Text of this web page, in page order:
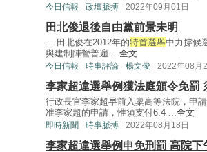
今日信報 政壇脈搏 2022年09月01日
田北俊退後自由黨前景未明
... 田北俊在2012年的特首選舉中力撐候
與建制陣營普遍 ...全文
今日信報 時事評論 楊文俊 2022年08月
李家超違選舉例獲法庭頒令免罰
行政長官李家超早前入稟高等法院，申
准李家超的申請，惟須支付6.4 ...全文
即時新聞 時事脈搏 2022年08月18日
李家超違選舉例申免刑罰 高院下